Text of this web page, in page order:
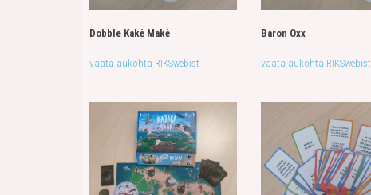
Dobble Kakė Makė
vaata aukohta RIKSwebist
Baron Oxx
vaata aukohta RIKSwebist